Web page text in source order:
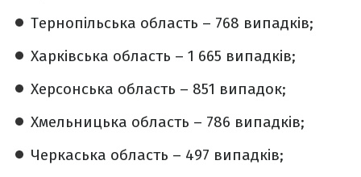
Тернопільська область – 768 випадків;
Харківська область – 1 665 випадків;
Херсонська область – 851 випадок;
Хмельницька область – 786 випадків;
Черкаська область – 497 випадків;